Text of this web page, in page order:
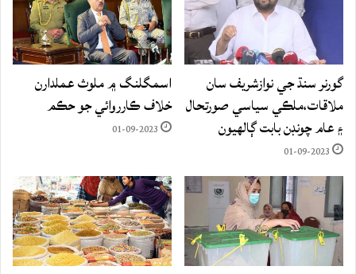
گورنر سنڌ جي نوازشريف سان
ملاقات،ملڪي سياسي صورتحال
۽ عام چونڊن بابت ڳالهيون
01-09-2023
اسمگلنگ ۾ ملوث عملدارن
خلاف ڪارروائي جو حڪم
01-09-2023